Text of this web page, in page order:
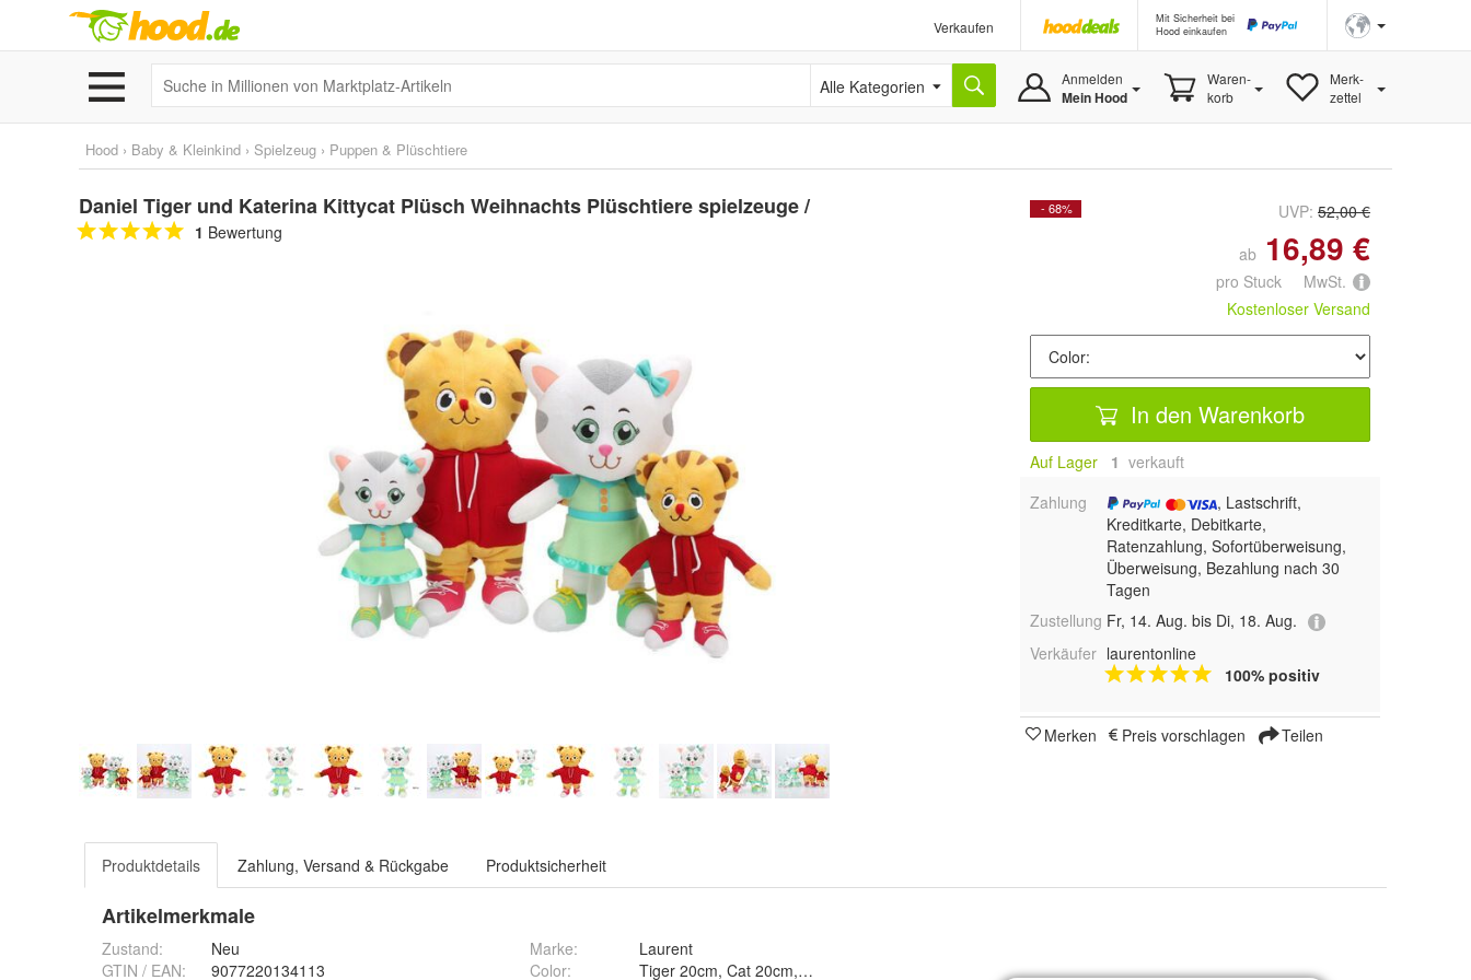
Verkaufen
Mit Sicherheit bei
Hood einkaufen
Alle Kategorien Anmelden
Mein Hood
Waren-
korb
Merk-
zettel
Hood › Baby & Kleinkind › Spielzeug › Puppen & Plüschtiere
Daniel Tiger und Katerina Kittycat Plüsch Weihnachts Plüschtiere spielzeuge /
1 Bewertung
- 68% UVP: 52,00 €
ab 16,89 €
pro Stuck MwSt.
Kostenloser Versand
In den Warenkorb
Auf Lager 1 verkauft
Zahlung
, Lastschrift,
Kreditkarte, Debitkarte,
Ratenzahlung, Sofortüberweisung,
Überweisung, Bezahlung nach 30
Tagen
Zustellung Fr, 14. Aug. bis Di, 18. Aug.
Verkäufer laurentonline
100% positiv
Merken Preis vorschlagen Teilen
Produktdetails Zahlung, Versand & Rückgabe Produktsicherheit
Artikelmerkmale
Zustand:
Neu
GTIN / EAN:
9077220134113
Marke:
Laurent
Color: